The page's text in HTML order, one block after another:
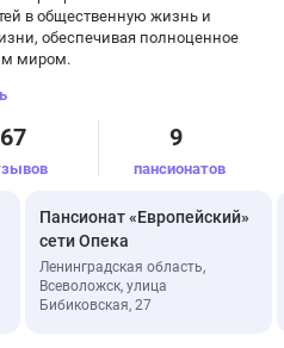
в общественную жизнь и
обеспечивая полноценное
миром.
67 9
пансионатов
Пансионат «Европейский»
сети Опека
Ленинградская область,
Всеволожск, улица
Бибиковская, 27